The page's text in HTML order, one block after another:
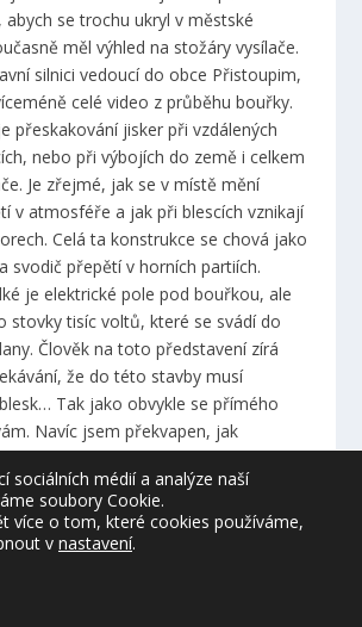
abych se trochu ukryl v městské
měl výhled na stožáry vysílače.
silnici vedoucí do obce Přistoupim,
celé video z průběhu bouřky.
přeskakování jisker při vzdálených
nebo při výbojích do země i celkem
Je zřejmé, jak se v místě mění
v atmosféře a jak při blescích vznikají
Celá ta konstrukce se chová jako
svodič přepětí v horních partiích.
je elektrické pole pod bouřkou, ale
stovky tisíc voltů, které se svádí do
Člověk na toto představení zírá
že do této stavby musí
Tak jako obvykle se přímého
Navíc jsem překvapen, jak
udeřil CG blesk (mrak-země) asi
stejně daleko od stožárů.
jsem se jenom utvrdil v tom, že
ionizovanou trasu razí z mraku do
a že si práskne, kam ho
případě nemusí nutně platit
sociálních médií a analýze naší
soubory Cookie.
více o tom, které cookies používáme,
v nastavení.